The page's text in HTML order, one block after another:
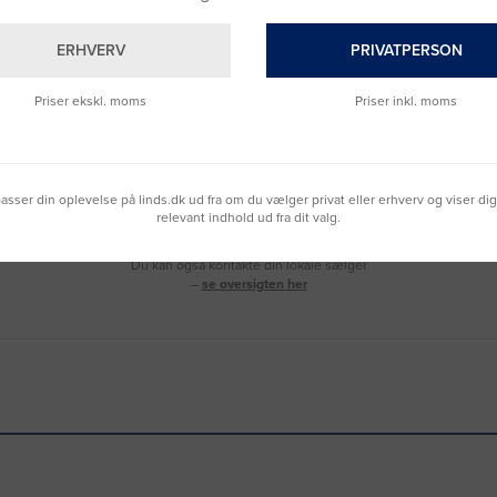
Ring til os på
9992 0233
Vi sidder klar til at hjælpe dig.
Du kan også kontakte din lokale sælger
– se oversigten her
ERHVERV
Priser ekskl. moms
PRIVATPERSON
Priser inkl. moms
din oplevelse på linds.dk ud fra om du vælger privat eller erhverv og viser
relevant indhold ud fra dit valg.